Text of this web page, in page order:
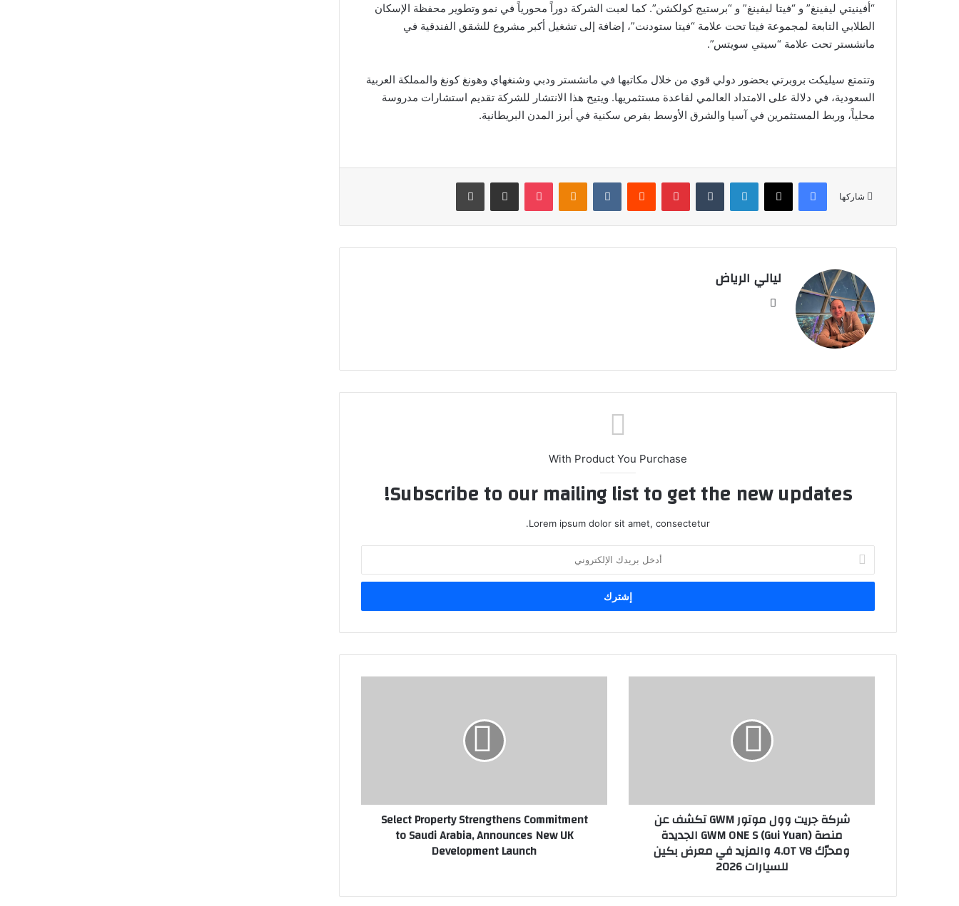
“أفينيتي ليفينغ” و “فيتا ليفينغ” و “برستيج كولكشن”. كما لعبت الشركة دوراً محورياً في نمو وتطوير محفظة الإسكان
الطلابي التابعة لمجموعة فيتا تحت علامة “فيتا ستودنت”، إضافة إلى تشغيل أكبر مشروع للشقق الفندقية في
مانشستر تحت علامة “سيتي سويتس”.
وتتمتع سيليكت بروبرتي بحضور دولي قوي من خلال مكاتبها في مانشستر ودبي وشنغهاي وهونغ كونغ والمملكة العربية
السعودية، في دلالة على الامتداد العالمي لقاعدة مستثمريها. ويتيح هذا الانتشار للشركة تقديم استشارات مدروسة
محلياً، وربط المستثمرين في آسيا والشرق الأوسط بفرص سكنية في أبرز المدن البريطانية.
شاركها
فيسبوك لينكدإن بينتيريست
ليالي الرياض
With Product You Purchase
Subscribe to our mailing list to get the new updates!
Lorem ipsum dolor sit amet, consectetur.
خ
ب
د
نو
و
شركة جريت وول موتور GWM تكشف عن
منصة GWM ONE S (Gui Yuan) الجديدة
ومحرّك 4.0T V8 والمزيد في معرض بكين
للسيارات 2026
o
S
Select Property Strengthens Commitment
to Saudi Arabia, Announces New UK
Development Launch